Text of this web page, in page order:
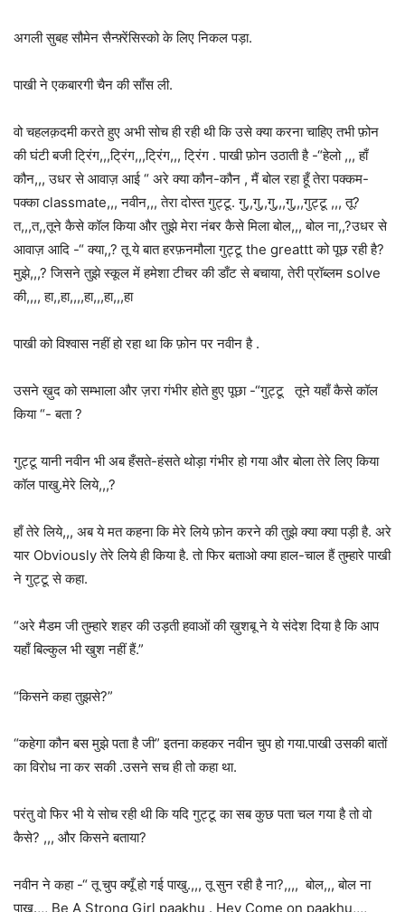
अगली सुबह सौमेन सैन्फ़्रेंसिस्को के लिए निकल पड़ा.
पाखी ने एकबारगी चैन की साँस ली.
वो चहलक़दमी करते हुए अभी सोच ही रही थी कि उसे क्या करना चाहिए तभी फ़ोन
की घंटी बजी ट्रिंग,,,ट्रिंग,,,ट्रिंग,,, ट्रिंग . पाखी फ़ोन उठाती है -“हेलो ,,, हाँ
कौन,,, उधर से आवाज़ आई “ अरे क्या कौन-कौन , मैं बोल रहा हूँ तेरा पक्कम-
पक्का classmate,,, नवीन,,, तेरा दोस्त गुट्टू. गु,,गु,,गु,,,गु,,,गुट्टू ,,, तू?
त,,,त,,तूने कैसे कॉल किया और तुझे मेरा नंबर कैसे मिला बोल,,, बोल ना,,?उधर से
आवाज़ आदि -“ क्या,,? तू ये बात हरफ़नमौला गुट्टू the greattt को पूछ रही है?
मुझे,,,? जिसने तुझे स्कूल में हमेशा टीचर की डाँट से बचाया, तेरी प्रॉब्लम solve
की,,,, हा,,हा,,,,हा,,,हा,,,हा
पाखी को विश्वास नहीं हो रहा था कि फ़ोन पर नवीन है .
उसने ख़ुद को सम्भाला और ज़रा गंभीर होते हुए पूछा -“गुट्टू तूने यहाँ कैसे कॉल
किया “- बता ?
गुट्टू यानी नवीन भी अब हँसते-हंसते थोड़ा गंभीर हो गया और बोला तेरे लिए किया
कॉल पाखु.मेरे लिये,,,?
हाँ तेरे लिये,,, अब ये मत कहना कि मेरे लिये फ़ोन करने की तुझे क्या क्या पड़ी है. अरे
यार Obviously तेरे लिये ही किया है. तो फिर बताओ क्या हाल-चाल हैं तुम्हारे पाखी
ने गुट्टू से कहा.
“अरे मैडम जी तुम्हारे शहर की उड़ती हवाओं की ख़ुशबू ने ये संदेश दिया है कि आप
यहाँ बिल्कुल भी खुश नहीं हैं.”
“किसने कहा तुझसे?”
“कहेगा कौन बस मुझे पता है जी” इतना कहकर नवीन चुप हो गया.पाखी उसकी बातों
का विरोध ना कर सकी .उसने सच ही तो कहा था.
परंतु वो फिर भी ये सोच रही थी कि यदि गुट्टू का सब कुछ पता चल गया है तो वो
कैसे? ,,, और किसने बताया?
नवीन ने कहा -“ तू चुप क्यूँ हो गई पाखु.,,, तू सुन रही है ना?,,,, बोल,,, बोल ना
पाखु.,,, Be A Strong Girl paakhu . Hey Come on paakhu,,,,